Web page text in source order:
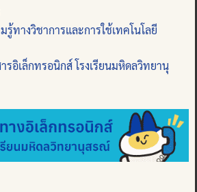
รู้ทางวิชาการและการใช้เทคโนโลยี
รอิเล็กทรอนิกส์ โรงเรียนมหิดลวิทยานุ